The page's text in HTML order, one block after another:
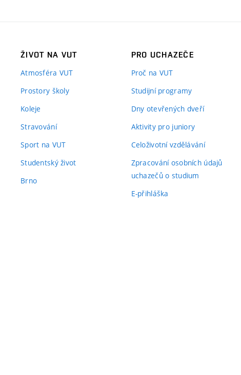
ŽIVOT NA VUT
Atmosféra VUT
Prostory školy
Koleje
Stravování
Sport na VUT
Studentský život
Brno
PRO UCHAZEČE
Proč na VUT
Studijní programy
Dny otevřených dveří
Aktivity pro juniory
Celoživotní vzdělávání
Zpracování osobních údajů
uchazečů o studium
E-přihláška